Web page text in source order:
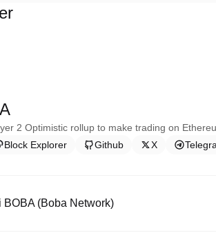
2 Optimistic rollup to make trading on
Block Explorer Github X
BOBA (Boba Network)